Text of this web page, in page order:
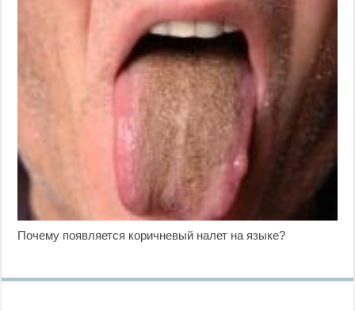
Почему появляется коричневый налет на языке?